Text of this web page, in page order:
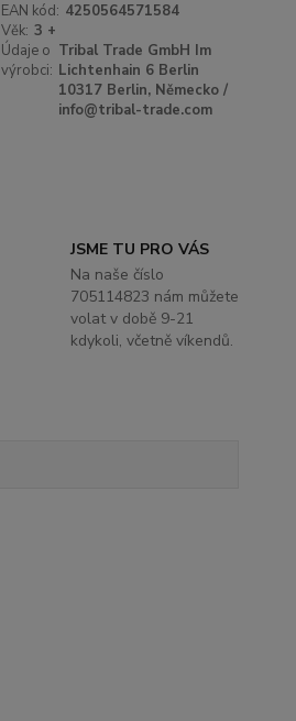
EAN kód: 4250564571584
Věk: 3 +
Údaje o
výrobci:
Tribal Trade GmbH Im
Lichtenhain 6 Berlin
10317 Berlin, Německo /
info@tribal-trade.com
JSME TU PRO VÁS
Na naše číslo
705114823 nám můžete
volat v době 9-21
kdykoli, včetně víkendů.